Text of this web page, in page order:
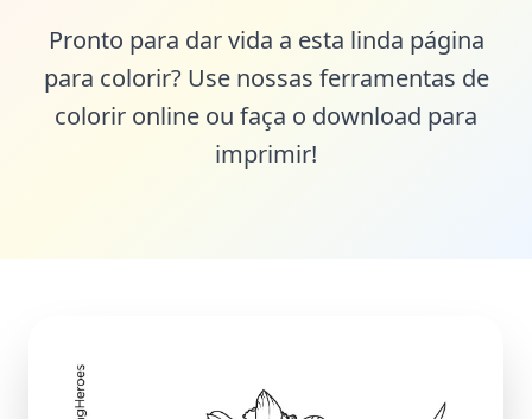
Pronto para dar vida a esta linda página
para colorir? Use nossas ferramentas de
colorir online ou faça o download para
imprimir!